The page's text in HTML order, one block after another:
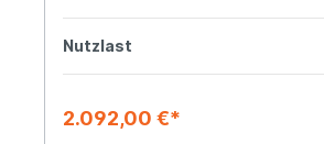
Nutzlast
2.092,00 €*